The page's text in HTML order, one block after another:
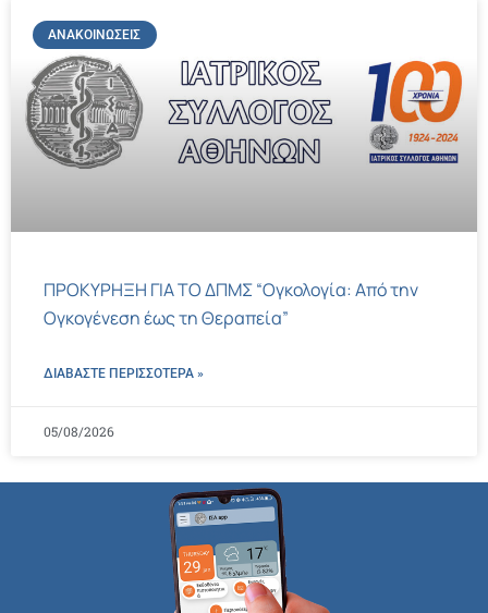
ΑΝΑΚΟΙΝΏΣΕΙΣ
ΠΡΟΚΥΡΗΞΗ ΓΙΑ ΤΟ ΔΠΜΣ “Ογκολογία: Από την
Ογκογένεση έως τη Θεραπεία”
ΔΙΑΒΑΣΤΕ ΠΕΡΙΣΣΌΤΕΡΑ »
05/08/2026